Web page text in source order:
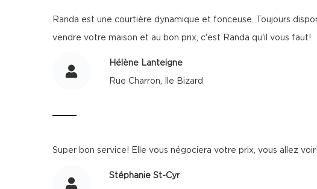
Randa est une courtière dynamique et fonceuse. Toujours
vendre votre maison et au bon prix, c'est Randa qu'il vous faut!
Hélène Lanteigne
Rue Charron, Ile Bizard
Super bon service! Elle vous négociera votre prix, vous allez voir!
Stéphanie St-Cyr